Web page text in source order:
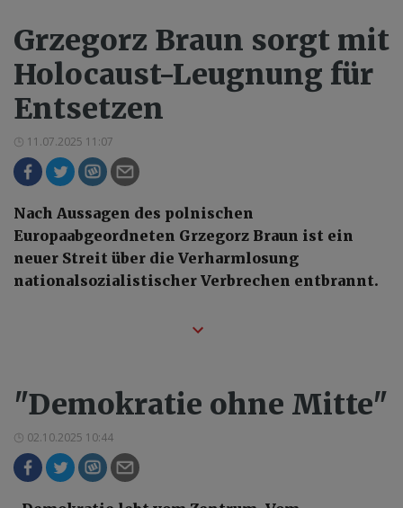
Grzegorz Braun sorgt mit
Holocaust-Leugnung für
Entsetzen
11.07.2025 11:07
Nach Aussagen des polnischen
Europaabgeordneten Grzegorz Braun ist ein
neuer Streit über die Verharmlosung
nationalsozialistischer Verbrechen entbrannt.
"Demokratie ohne Mitte"
02.10.2025 10:44